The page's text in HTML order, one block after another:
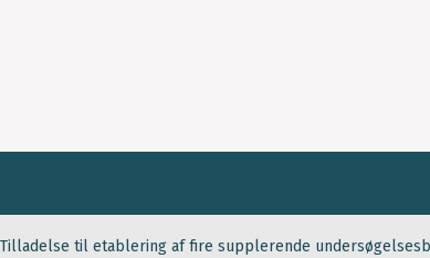
Tilladelse til etablering af fire supplerende